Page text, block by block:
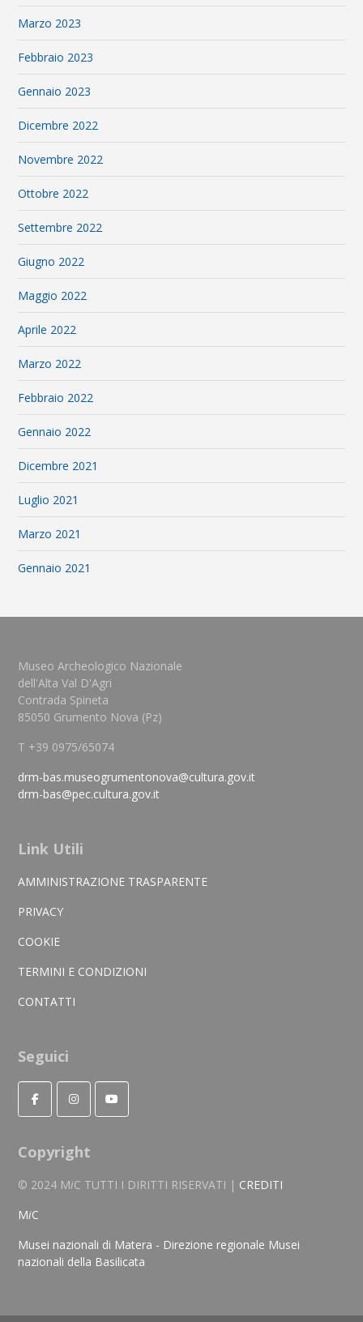
Marzo 2023
Febbraio 2023
Gennaio 2023
Dicembre 2022
Novembre 2022
Ottobre 2022
Settembre 2022
Giugno 2022
Maggio 2022
Aprile 2022
Marzo 2022
Febbraio 2022
Gennaio 2022
Dicembre 2021
Luglio 2021
Marzo 2021
Gennaio 2021
Museo Archeologico Nazionale
dell'Alta Val D'Agri
Contrada Spineta
85050 Grumento Nova (Pz)
T +39 0975/65074
drm-bas.museogrumentonova@cultura.gov.it
drm-bas@pec.cultura.gov.it
Link Utili
AMMINISTRAZIONE TRASPARENTE
PRIVACY
COOKIE
TERMINI E CONDIZIONI
CONTATTI
Seguici
Copyright
© 2024 MiC TUTTI I DIRITTI RISERVATI | CREDITI
MiC
Musei nazionali di Matera - Direzione regionale Musei
nazionali della Basilicata